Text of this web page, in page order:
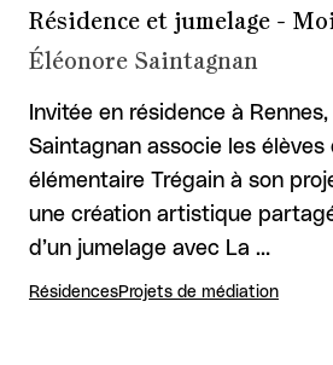
Résidence et jumelage -
Éléonore Saintagnan
Invitée en résidence à
Saintagnan associe les élèves
élémentaire Trégain à son
une création artistique
d’un jumelage avec La …
RésidencesProjets de médiation